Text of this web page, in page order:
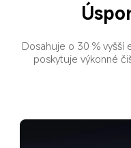
Dosahuje o 30 % vyšší
poskytuje výkonné